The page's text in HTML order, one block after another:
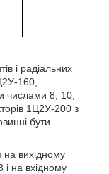
і радіальних
160,
числами 8, 10,
1Ц2У-200 з
бути
на вихідному
і на вхідному